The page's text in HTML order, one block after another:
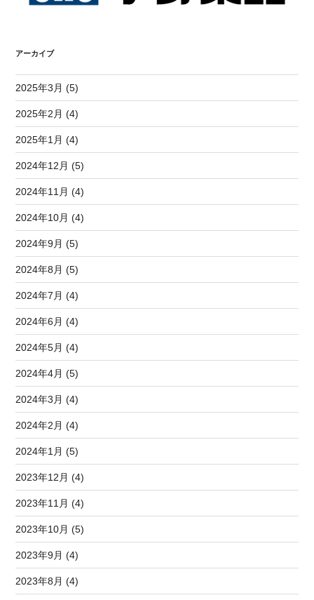
アーカイブ
2025年3月 (5)
2025年2月 (4)
2025年1月 (4)
2024年12月 (5)
2024年11月 (4)
2024年10月 (4)
2024年9月 (5)
2024年8月 (5)
2024年7月 (4)
2024年6月 (4)
2024年5月 (4)
2024年4月 (5)
2024年3月 (4)
2024年2月 (4)
2024年1月 (5)
2023年12月 (4)
2023年11月 (4)
2023年10月 (5)
2023年9月 (4)
2023年8月 (4)